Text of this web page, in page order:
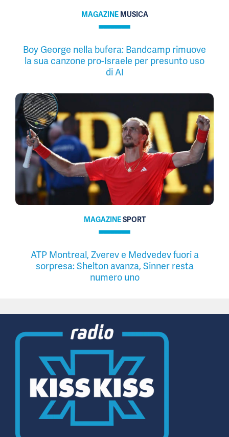
MAGAZINE MUSICA
Boy George nella bufera: Bandcamp rimuove
la sua canzone pro-Israele per presunto uso
di AI
MAGAZINESPORT
ATP Montreal, Zverev e Medvedev fuori a
sorpresa: Shelton avanza, Sinner resta
numero uno